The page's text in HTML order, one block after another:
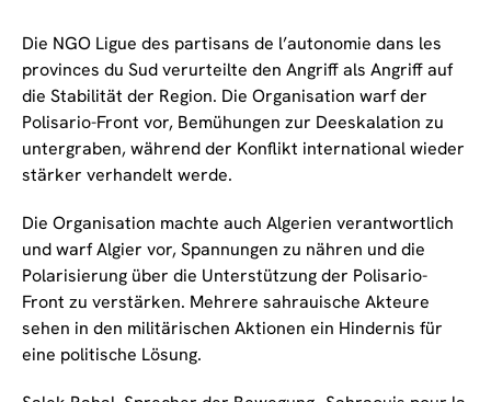
Die NGO Ligue des partisans de l’autonomie dans les
provinces du Sud verurteilte den Angriff als Angriff auf
die Stabilität der Region. Die Organisation warf der
Polisario-Front vor, Bemühungen zur Deeskalation zu
untergraben, während der Konflikt international wieder
stärker verhandelt werde.
Die Organisation machte auch Algerien verantwortlich
und warf Algier vor, Spannungen zu nähren und die
Polarisierung über die Unterstützung der Polisario-
Front zu verstärken. Mehrere sahrauische Akteure
sehen in den militärischen Aktionen ein Hindernis für
eine politische Lösung.